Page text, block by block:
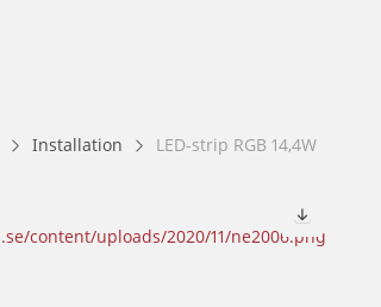
Installation LED-strip RGB 14,4W